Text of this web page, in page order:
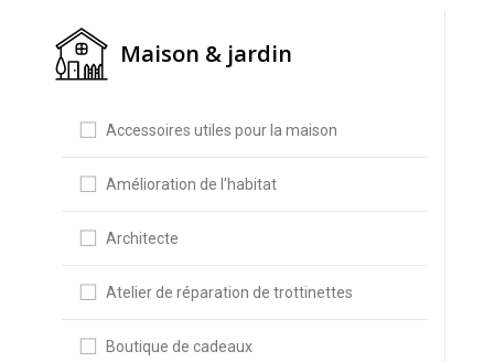
Maison & jardin
Accessoires utiles pour la maison
Amélioration de l'habitat
Architecte
Atelier de réparation de trottinettes
Boutique de cadeaux